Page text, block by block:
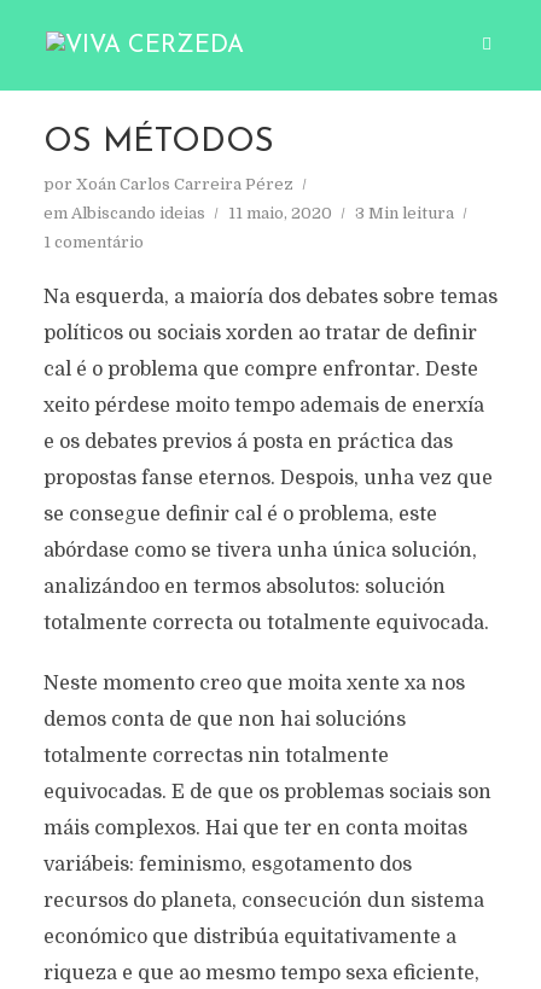
OS MÉTODOS
por Xoán Carlos Carreira Pérez
em Albiscando ideias 11 maio, 2020
3 Min leitura
1 comentário
Na esquerda, a maioría dos debates sobre temas
políticos ou sociais xorden ao tratar de definir
cal é o problema que compre enfrontar. Deste
xeito pérdese moito tempo ademais de enerxía
e os debates previos á posta en práctica das
propostas fanse eternos. Despois, unha vez que
se consegue definir cal é o problema, este
abórdase como se tivera unha única solución,
analizándoo en termos absolutos: solución
totalmente correcta ou totalmente equivocada.
Neste momento creo que moita xente xa nos
demos conta de que non hai solucións
totalmente correctas nin totalmente
equivocadas. E de que os problemas sociais son
máis complexos. Hai que ter en conta moitas
variábeis: feminismo, esgotamento dos
recursos do planeta, consecución dun sistema
económico que distribúa equitativamente a
riqueza e que ao mesmo tempo sexa eficiente,